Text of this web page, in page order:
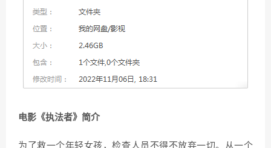
电影《执法者》简介
为了救一个年轻女孩，检查人员不得不放弃一切。从一个